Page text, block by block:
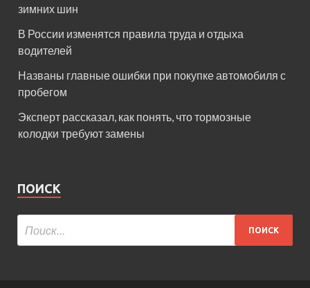
зимних шин
В России изменятся правила труда и отдыха
водителей
Названы главные ошибки при покупке автомобиля с
пробегом
Эксперт рассказал, как понять, что тормозные
колодки требуют замены
ПОИСК